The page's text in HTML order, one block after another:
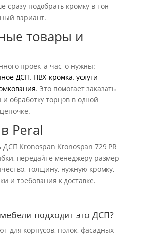
сразу подобрать кромку в тон
вариант.
товары и
проекта часто нужны:
ДСП, ПВХ-кромка,услуги
. Это помогает заказать
и обработку торцов в одной
Peral
ДСП Kronospan Kronospan 729 PR
передайте менеджеру размер
толщину, нужную кромку,
и требования к доставке.
подходит это ДСП?
для корпусов, полок, фасадных